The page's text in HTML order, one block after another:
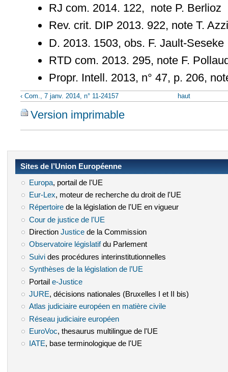
RJ com. 2014. 122, note P. Berlioz
Rev. crit. DIP 2013. 922, note T.
D. 2013. 1503, obs. F. Jault-Seseke
RTD com. 2013. 295, note F.
Propr. Intell. 2013, n° 47, p. 206,
‹ Com., 7 janv. 2014, n° 11-24157 haut
Version imprimable
Sites de l’Union Européenne
Europa(le lien est externe)
, portail de l'UE
Eur-Lex(le lien est externe)
, moteur de recherche du droit de l'UE
Répertoire(le lien est externe)
de la législation de l'UE en vigueur
Cour de justice de l'UE
Direction Justice(le lien est externe)
de la Commission
Observatoire législatif(le lien est externe)
du Parlement
Suivi(le lien est externe)
des procédures interinstitutionnelles
Synthèses de la législation de l’UE
Portail e-Justice(le lien est externe)
JURE (le lien est externe)
, décisions nationales (Bruxelles I et II bis)
Atlas judiciaire européen en matière civile(le lien est externe)
Réseau judiciaire européen(le lien est externe)
EuroVoc (le lien est externe)
, thesaurus multilingue de l'UE
IATE(le lien est externe)
, base terminologique de l'UE